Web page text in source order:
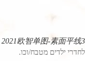
2021欧智单图-素面平线3
לחדרי ילדים מטבח/וכו.